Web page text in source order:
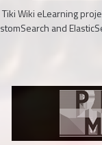
Tiki Wiki eLearning
and